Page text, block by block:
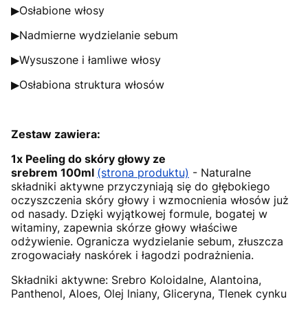
▶Osłabione włosy
▶Nadmierne wydzielanie sebum
▶Wysuszone i łamliwe włosy
▶Osłabiona struktura włosów
Zestaw zawiera:
1x Peeling do skóry głowy ze
srebrem 100ml (strona produktu) - Naturalne
składniki aktywne przyczyniają się do głębokiego
oczyszczenia skóry głowy i wzmocnienia włosów już
od nasady. Dzięki wyjątkowej formule, bogatej w
witaminy, zapewnia skórze głowy właściwe
odżywienie. Ogranicza wydzielanie sebum, złuszcza
zrogowaciały naskórek i łagodzi podrażnienia.
Składniki aktywne: Srebro Koloidalne, Alantoina,
Panthenol, Aloes, Olej lniany, Gliceryna, Tlenek cynku